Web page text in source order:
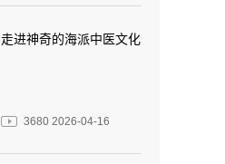
走进神奇的海派中医文化
3680 2026-04-16